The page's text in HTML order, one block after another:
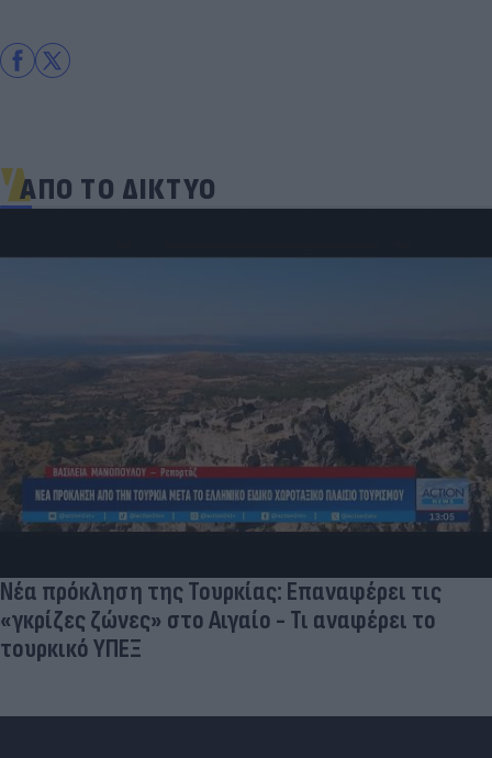
ΑΠΟ ΤΟ ΔΙΚΤΥΟ
Νέα πρόκληση της Τουρκίας: Επαναφέρει τις
«γκρίζες ζώνες» στο Αιγαίο - Τι αναφέρει το
τουρκικό ΥΠΕΞ